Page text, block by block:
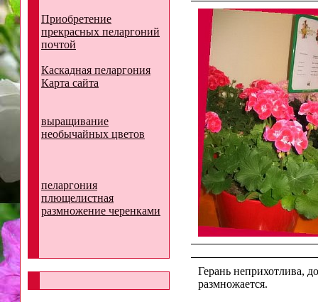
Приобретение
прекрасных пеларгоний
почтой
Каскадная пеларгония
Карта сайта
выращивание
необычайных цветов
пеларгония
плющелистная
размножение черенками
Герань неприхотлива,
размножается.